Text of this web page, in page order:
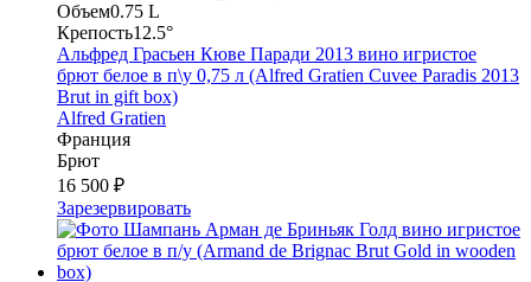
Объем0.75 L
Крепость12.5°
Альфред Грасьен Кюве Паради 2013 вино игристое
брют белое в п\у 0,75 л (Alfred Gratien Cuvee Paradis 2013
Brut in gift box)
Alfred Gratien
Франция
Брют
16 500 ₽
Зарезервировать